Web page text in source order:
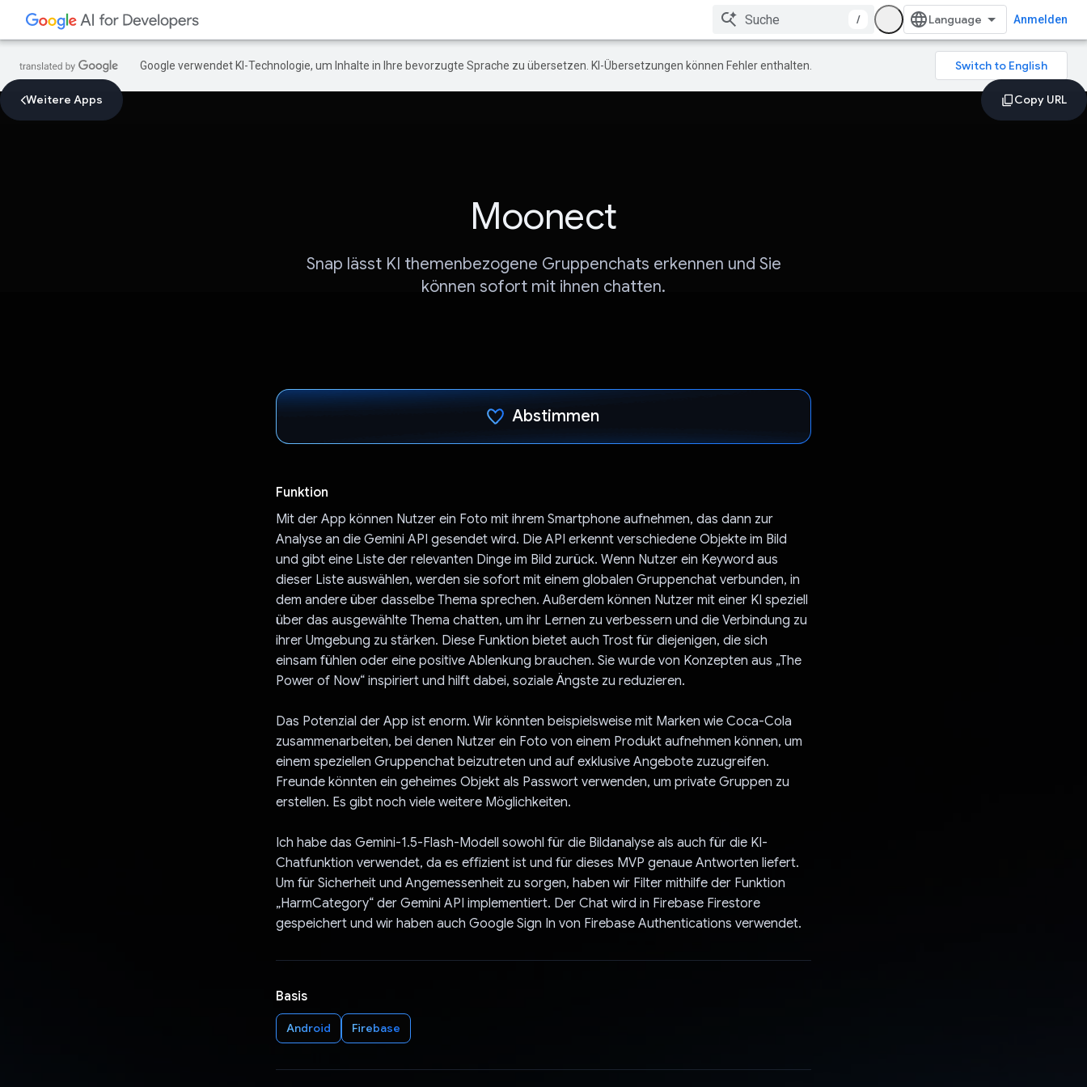
/ Anmelden
Google verwendet KI-Technologie, um Inhalte in Ihre bevorzugte Sprache zu übersetzen. KI-Übersetzungen können Fehler enthalten.
Weitere Apps
Moonect
Snap lässt KI themenbezogene Gruppenchats erkennen und Sie
können sofort mit ihnen chatten.
Abstimmen
Funktion
Mit der App können Nutzer ein Foto mit ihrem Smartphone aufnehmen, das dann zur
Analyse an die Gemini API gesendet wird. Die API erkennt verschiedene Objekte im Bild
und gibt eine Liste der relevanten Dinge im Bild zurück. Wenn Nutzer ein Keyword aus
dieser Liste auswählen, werden sie sofort mit einem globalen Gruppenchat verbunden, in
dem andere über dasselbe Thema sprechen. Außerdem können Nutzer mit einer KI speziell
über das ausgewählte Thema chatten, um ihr Lernen zu verbessern und die Verbindung zu
ihrer Umgebung zu stärken. Diese Funktion bietet auch Trost für diejenigen, die sich
einsam fühlen oder eine positive Ablenkung brauchen. Sie wurde von Konzepten aus „The
Power of Now“ inspiriert und hilft dabei, soziale Ängste zu reduzieren.
Das Potenzial der App ist enorm. Wir könnten beispielsweise mit Marken wie Coca-Cola
zusammenarbeiten, bei denen Nutzer ein Foto von einem Produkt aufnehmen können, um
einem speziellen Gruppenchat beizutreten und auf exklusive Angebote zuzugreifen.
Freunde könnten ein geheimes Objekt als Passwort verwenden, um private Gruppen zu
erstellen. Es gibt noch viele weitere Möglichkeiten.
Ich habe das Gemini-1.5-Flash-Modell sowohl für die Bildanalyse als auch für die KI-
Chatfunktion verwendet, da es effizient ist und für dieses MVP genaue Antworten liefert.
Um für Sicherheit und Angemessenheit zu sorgen, haben wir Filter mithilfe der Funktion
„HarmCategory“ der Gemini API implementiert. Der Chat wird in Firebase Firestore
gespeichert und wir haben auch Google Sign In von Firebase Authentications verwendet.
Basis
Android Firebase